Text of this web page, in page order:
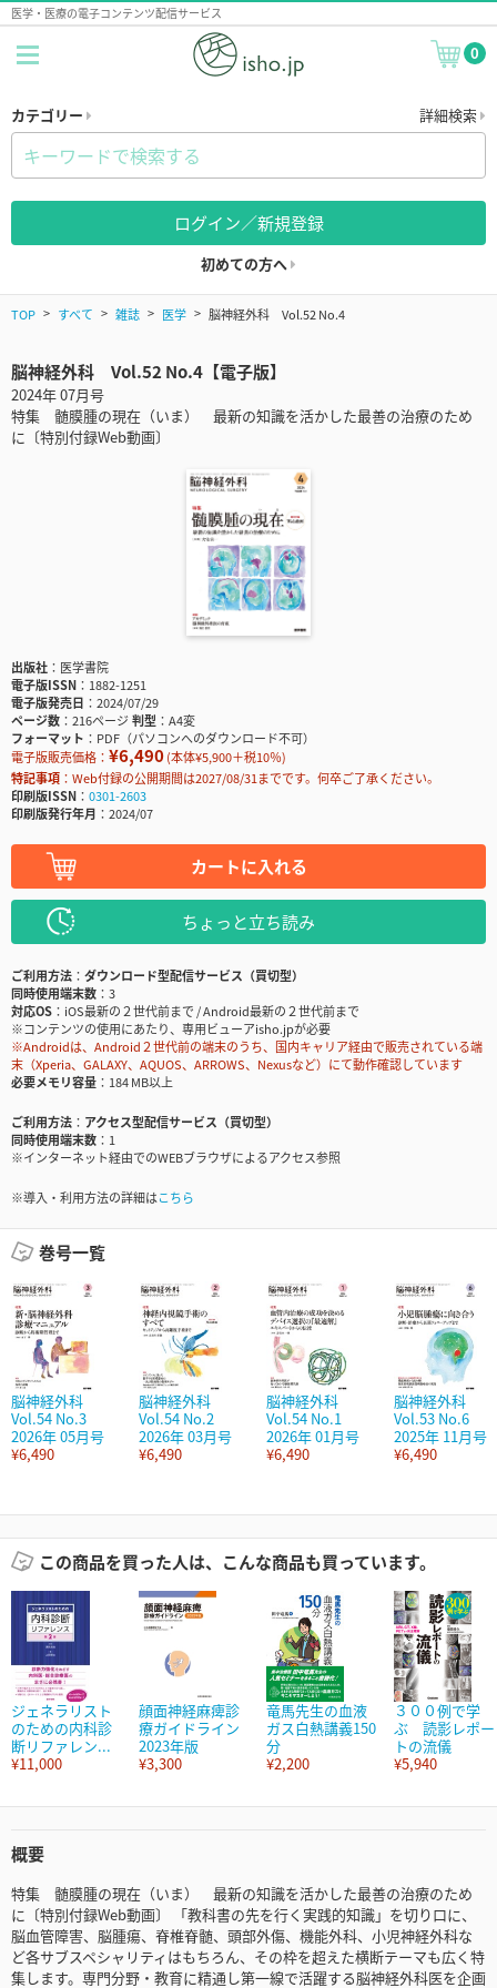
医学・医療の電子コンテンツ配信サービス
0
カテゴリー 詳細検索
ログイン／新規登録
初めての方へ
TOP すべて 雑誌 医学 脳神経外科 Vol.52 No.4
脳神経外科 Vol.52 No.4【電子版】
2024年 07月号
特集 髄膜腫の現在（いま） 最新の知識を活かした最善の治療のため
に〔特別付録Web動画〕
出版社
医学書院
電子版ISSN
1882-1251
電子版発売日
2024/07/29
ページ数
216ページ判型
A4変
フォーマット
PDF（パソコンへのダウンロード不可）
電子版販売価格： ¥6,490(本体¥5,900＋税10％)
特記事項
Web付録の公開期間は2027/08/31までです。何卒ご了承ください。
印刷版ISSN
0301-2603
印刷版発行年月
2024/07
カートに入れる
ちょっと立ち読み
ご利用方法
ダウンロード型配信サービス（買切型）
同時使用端末数
3
対応OS
iOS最新の２世代前まで / Android最新の２世代前まで
※コンテンツの使用にあたり、専用ビューアisho.jpが必要
※Androidは、Android２世代前の端末のうち、国内キャリア経由で販売されている端
末（Xperia、GALAXY、AQUOS、ARROWS、Nexusなど）にて動作確認しています
必要メモリ容量
184 MB以上
ご利用方法
アクセス型配信サービス（買切型）
同時使用端末数
1
※インターネット経由でのWEBブラウザによるアクセス参照
※導入・利用方法の詳細はこちら
巻号一覧
脳神経外科
Vol.54 No.3
2026年 05月号
¥6,490
脳神経外科
Vol.54 No.2
2026年 03月号
¥6,490
脳神経外科
Vol.54 No.1
2026年 01月号
¥6,490
脳神経外科
Vol.53 No.6
2025年 11月号
¥6,490
この商品を買った人は、こんな商品も買っています。
ジェネラリスト
のための内科診
断リファレン...
¥11,000
顔面神経麻痺診
療ガイドライン
2023年版
¥3,300
竜馬先生の血液
ガス白熱講義150
分
¥2,200
３００例で学
ぶ 読影レポー
トの流儀
¥5,940
概要
特集 髄膜腫の現在（いま） 最新の知識を活かした最善の治療のため
に〔特別付録Web動画〕 「教科書の先を行く実践的知識」を切り口に、
脳血管障害、脳腫瘍、脊椎脊髄、頭部外傷、機能外科、小児神経外科な
ど各サブスペシャリティはもちろん、その枠を超えた横断テーマも広く特
集します。専門分野・教育に精通し第一線で活躍する脳神経外科医を企画